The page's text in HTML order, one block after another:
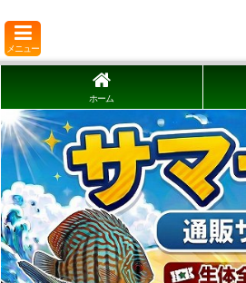
メニュー
ホーム